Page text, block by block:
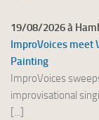
19/08/2026 à
ImproVoices meet
Painting
ImproVoices
improvisational
[...]